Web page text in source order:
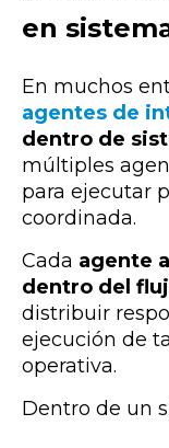
en
En muchos
agentes de
dentro de
múltiples
para ejecutar
coordinada.
Cada agente
dentro del
distribuir
ejecución de
operativa.
Dentro de un